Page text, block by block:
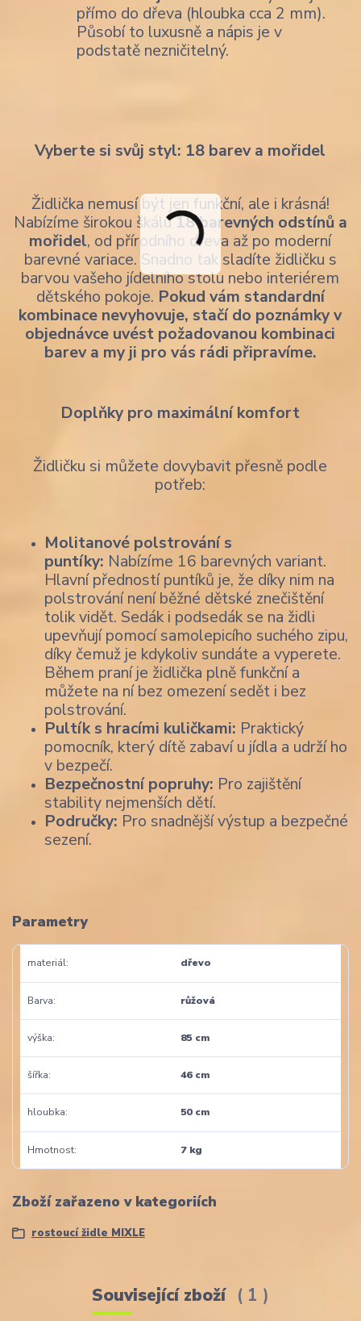
přímo do dřeva (hloubka cca 2 mm).
Působí to luxusně a nápis je v
podstatě nezničitelný.
Vyberte si svůj styl: 18 barev a mořidel
Židlička nemusí být jen funkční, ale i krásná!
Nabízíme širokou škálu18 barevných odstínů a
mořidel, od přírodního dřeva až po moderní
barevné variace. Snadno tak sladíte židličku s
barvou vašeho jídelního stolu nebo interiérem
dětského pokoje. Pokud vám standardní
kombinace nevyhovuje, stačí do poznámky v
objednávce uvést požadovanou kombinaci
barev a my ji pro vás rádi připravíme.
Doplňky pro maximální komfort
Židličku si můžete dovybavit přesně podle
potřeb:
Molitanové polstrování s
puntíky: Nabízíme 16 barevných variant.
Hlavní předností puntíků je, že díky nim na
polstrování není běžné dětské znečištění
tolik vidět. Sedák i podsedák se na židli
upevňují pomocí samolepicího suchého zipu,
díky čemuž je kdykoliv sundáte a vyperete.
Během praní je židlička plně funkční a
můžete na ní bez omezení sedět i bez
polstrování.
Pultík s hracími kuličkami: Praktický
pomocník, který dítě zabaví u jídla a udrží ho
v bezpečí.
Bezpečnostní popruhy: Pro zajištění
stability nejmenších dětí.
Područky: Pro snadnější výstup a bezpečné
sezení.
Parametry
materiál dřevo
Barva růžová
výška 85 cm
šířka 46 cm
hloubka 50 cm
Hmotnost 7 kg
Zboží zařazeno v kategoriích
rostoucí židle MIXLE
Související zboží 1